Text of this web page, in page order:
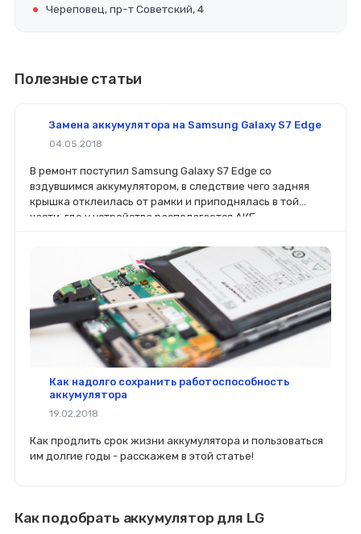
Череповец, пр-т Советский, 4
Полезные статьи
Замена аккумулятора на Samsung Galaxy S7 Edge
04.05.2018
В ремонт поступил Samsung Galaxy S7 Edge со
вздувшимся аккумулятором, в следствие чего задняя
крышка отклеилась от рамки и приподнялась в той
части, где у устройства располагается АКБ.
Как надолго сохранить работоспособность
аккумулятора
19.02.2018
Как продлить срок жизни аккумулятора и пользоваться
им долгие годы - расскажем в этой статье!
Как подобрать аккумулятор для LG